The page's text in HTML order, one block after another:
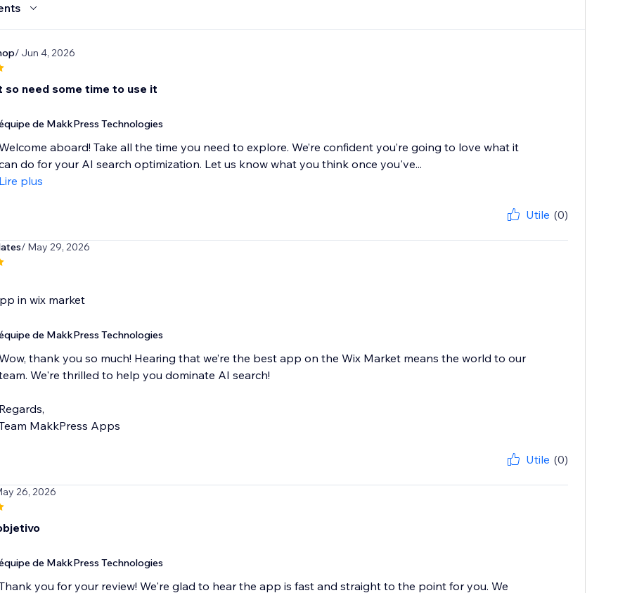
/ Jun 4, 2026
need some time to use it
de MakkPress Technologies
aboard! Take all the time you need to explore. We’re confident you’re going to love what it
do for your AI search optimization. Let us know what you think once you've...
Lire plus
Utile (0)
/ May 29, 2026
in wix market
de MakkPress Technologies
thank you so much! Hearing that we’re the best app on the Wix Market means the world to our
We're thrilled to help you dominate AI search!
Regards,
MakkPress Apps
Utile (0)
26, 2026
de MakkPress Technologies
you for your review! We're glad to hear the app is fast and straight to the point for you. We